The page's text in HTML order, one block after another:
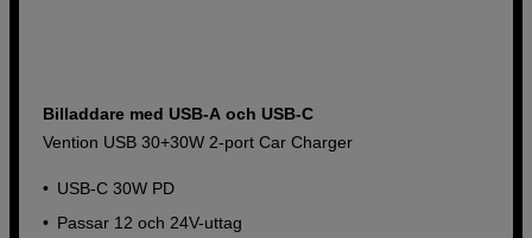
Billaddare med USB-A och USB-C
Vention USB 30+30W 2-port Car Charger
USB-C 30W PD
Passar 12 och 24V-uttag